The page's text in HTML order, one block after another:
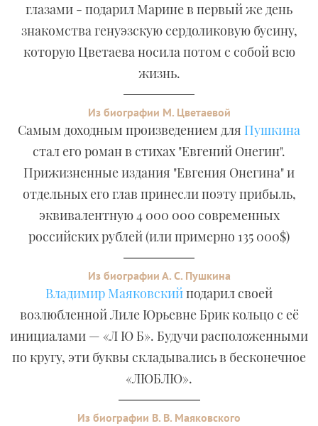
глазами - подарил Марине в первый же день
знакомства генуэзскую сердоликовую бусину,
которую Цветаева носила потом с собой всю
жизнь.
Из биографии М. Цветаевой
Самым доходным произведением для Пушкина
стал его роман в стихах "Евгений Онегин".
Прижизненные издания "Евгения Онегина" и
отдельных его глав принесли поэту прибыль,
эквивалентную 4 000 000 современных
российских рублей (или примерно 135 000$)
Из биографии А. С. Пушкина
Владимир Маяковскийподарил своей
возлюбленной Лиле Юрьевне Брик кольцо с её
инициалами — «Л Ю Б». Будучи расположенными
по кругу, эти буквы складывались в бесконечное
«ЛЮБЛЮ».
Из биографии В. В. Маяковского